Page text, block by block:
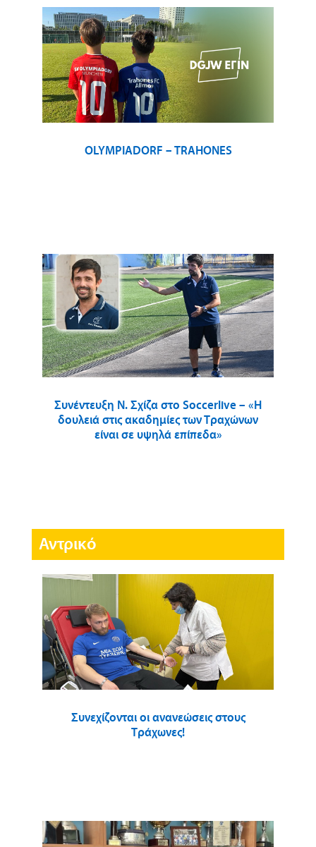
OLYMPIADORF – TRAHONES
Συνέντευξη Ν. Σχίζα στο Soccerlive – «Η
δουλειά στις ακαδημίες των Τραχώνων
είναι σε υψηλά επίπεδα»
Αντρικό
Συνεχίζονται οι ανανεώσεις στους
Τράχωνες!